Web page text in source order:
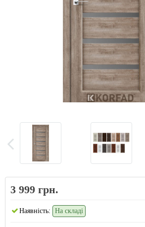
3 999 грн.
Наявність: На складі